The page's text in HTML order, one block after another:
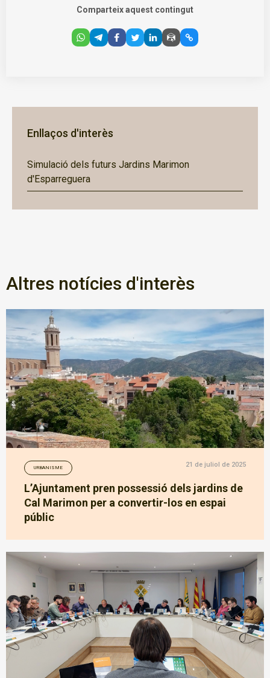
Comparteix aquest contingut
Enllaços d'interès
Simulació dels futurs Jardins Marimon
d'Esparreguera
Altres notícies d'interès
URBANISME 21 de juliol de 2025
L’Ajuntament pren possessió dels jardins de
Cal Marimon per a convertir-los en espai
públic